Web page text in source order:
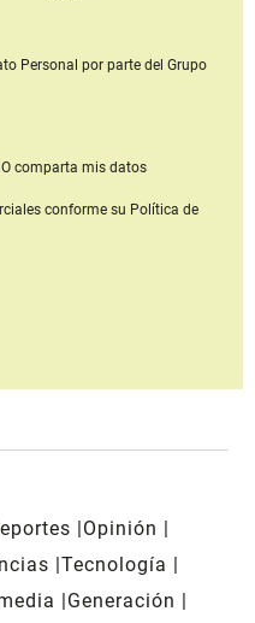
Personal por parte del Grupo
comparta mis datos
conforme su Política de
Opinión
Tecnología
Generación